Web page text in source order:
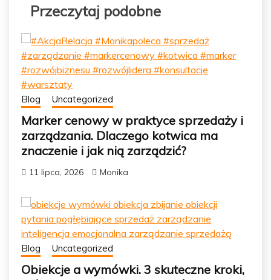
Przeczytaj podobne
Blog Uncategorized
Marker cenowy w praktyce sprzedaży i
zarządzania. Dlaczego kotwica ma
znaczenie i jak nią zarządzić?
11 lipca, 2026 Monika
Blog Uncategorized
Obiekcje a wymówki. 3 skuteczne kroki,